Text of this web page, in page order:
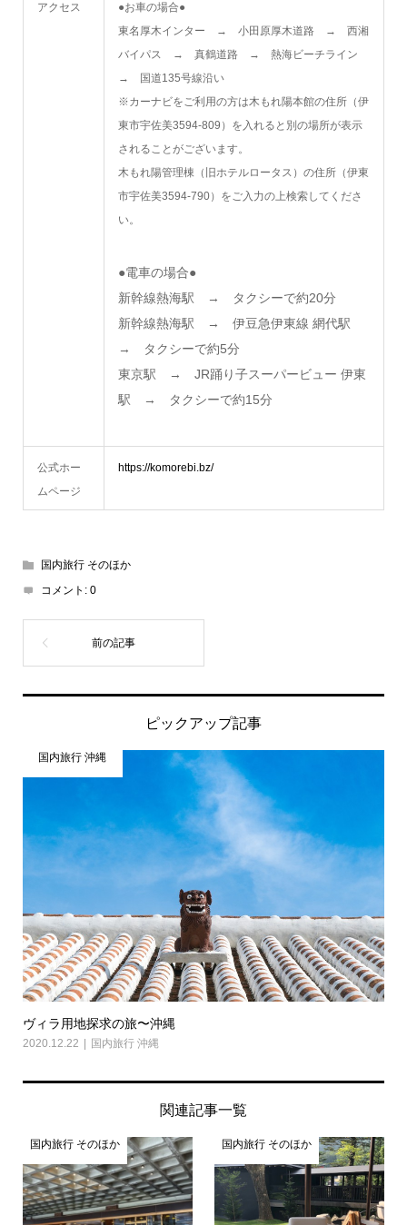
アクセス
●お車の場合●
東名厚木インター → 小田原厚木道路 → 西湘
バイパス → 真鶴道路 → 熱海ビーチライン
→ 国道135号線沿い
※カーナビをご利用の方は木もれ陽本館の住所（伊
東市宇佐美3594-809）を入れると別の場所が表示
されることがございます。
木もれ陽管理棟（旧ホテルロータス）の住所（伊東
市宇佐美3594-790）をご入力の上検索してくださ
い。
●電車の場合●
新幹線熱海駅 → タクシーで約20分
新幹線熱海駅 → 伊豆急伊東線 網代駅
→ タクシーで約5分
東京駅 → JR踊り子スーパービュー 伊東
駅 → タクシーで約15分
公式ホー
ムページ
https://komorebi.bz/
国内旅行 そのほか
コメント: 0
ピックアップ記事
国内旅行 沖縄
ヴィラ用地探求の旅〜沖縄
2020.12.22 国内旅行 沖縄
関連記事一覧
国内旅行 そのほか 国内旅行 そのほか